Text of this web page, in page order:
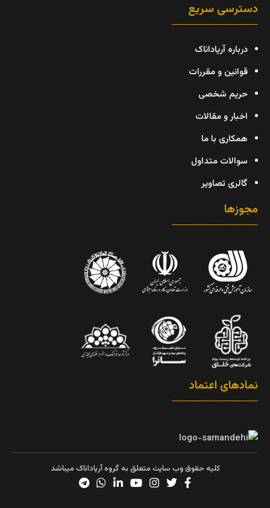
دسترسی سریع
درباره آریاداناک
قوانین و مقررات
حریم شخصی
اخبار و مقالات
همکاری با ما
سوالات متداول
گالری تصاویر
مجوزها
نمادهای اعتماد
کلیه حقوق وب سایت متعلق به گروه آریاداناک میباشد